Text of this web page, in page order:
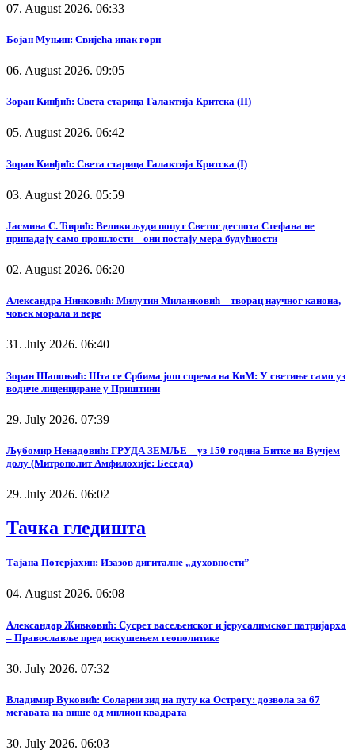
07. August 2026. 06:33
Бојан Муњин: Свијећа ипак гори
06. August 2026. 09:05
Зоран Кинђић: Света старица Галактија Критска (II)
05. August 2026. 06:42
Зоран Кинђић: Света старица Галактија Критска (I)
03. August 2026. 05:59
Јасмина С. Ћирић: Велики људи попут Светог деспота Стефана не
припадају само прошлости – они постају мера будућности
02. August 2026. 06:20
Александра Нинковић: Милутин Миланковић – творац научног канона,
човек морала и вере
31. July 2026. 06:40
Зоран Шапоњић: Шта се Србима још спрема на КиМ: У светиње само уз
водиче лиценциране у Приштини
29. July 2026. 07:39
Љубомир Ненадовић: ГРУДА ЗЕМЉЕ – уз 150 година Битке на Вучјем
долу (Митрополит Амфилохије: Беседа)
29. July 2026. 06:02
Тачка гледишта
Тајана Потерјахин: Изазов дигиталне „духовности”
04. August 2026. 06:08
Александар Живковић: Сусрет васељенског и јерусалимског патријарха
– Православље пред искушењем геополитике
30. July 2026. 07:32
Владимир Вуковић: Соларни зид на путу ка Острогу: дозвола за 67
мегавата на више од милион квадрата
30. July 2026. 06:03